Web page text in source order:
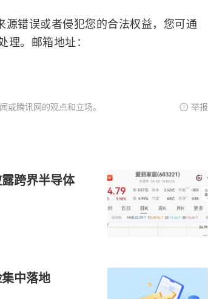
错误或者侵犯您的合法权益，您可通
。邮箱地址：
或腾讯网的观点和立场。 举报
跨界半导体
中落地